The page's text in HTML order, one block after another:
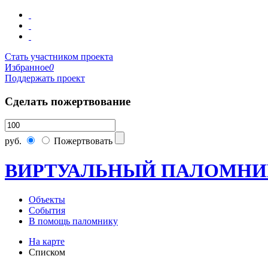
Стать участником проекта
Избранное0
Поддержать проект
Сделать пожертвование
руб. Пожертвовать
ВИРТУАЛЬНЫЙ
Объекты
События
В помощь паломнику
На карте
Списком